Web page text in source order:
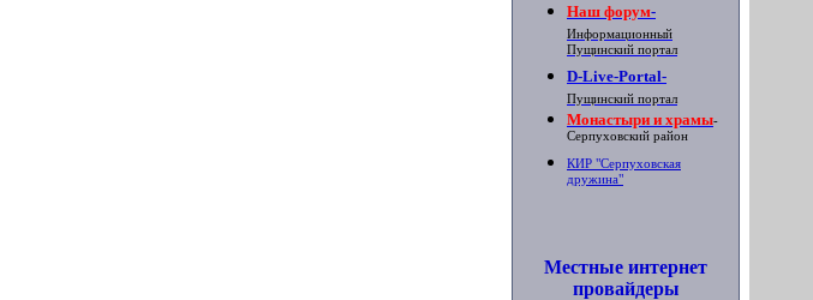
Наш форум-
Информационный
Пущинский портал
D-Live-Portal-
Пущинский портал
Монастыри и храмы-
Серпуховский район
КИР "Серпуховская
дружина"
Местные интернет
провайдеры